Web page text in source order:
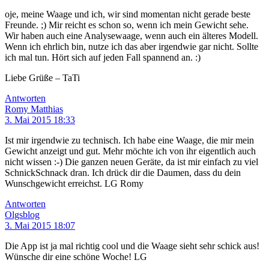
oje, meine Waage und ich, wir sind momentan nicht gerade beste
Freunde. ;) Mir reicht es schon so, wenn ich mein Gewicht sehe.
Wir haben auch eine Analysewaage, wenn auch ein älteres Modell.
Wenn ich ehrlich bin, nutze ich das aber irgendwie gar nicht. Sollte
ich mal tun. Hört sich auf jeden Fall spannend an. :)
Liebe Grüße – TaTi
Antworten
Romy Matthias
3. Mai 2015 18:33
Ist mir irgendwie zu technisch. Ich habe eine Waage, die mir mein
Gewicht anzeigt und gut. Mehr möchte ich von ihr eigentlich auch
nicht wissen :-) Die ganzen neuen Geräte, da ist mir einfach zu viel
SchnickSchnack dran. Ich drück dir die Daumen, dass du dein
Wunschgewicht erreichst. LG Romy
Antworten
Olgsblog
3. Mai 2015 18:07
Die App ist ja mal richtig cool und die Waage sieht sehr schick aus!
Wünsche dir eine schöne Woche! LG